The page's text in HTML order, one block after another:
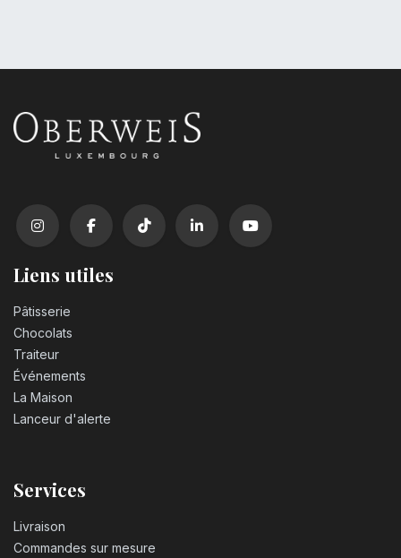
Liens utiles
Pâtisserie
Chocolats
Traiteur
Événements
La Maison
Lanceur d'alerte
Services
Livraison
Commandes sur mesure